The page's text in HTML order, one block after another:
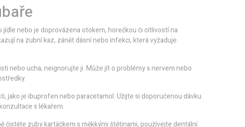
nebo je doprovázena otokem, horečkou či citlivostí na
na zubní kaz, zánět dásní nebo infekci, která vyžaduje
nebo ucha, neignorujte ji. Může jít o problémy s nervem nebo
jako je ibuprofen nebo paracetamol. Užijte si doporučenou dávku
s lékařem.
čistěte zuby kartáčkem s měkkými štětinami, používejte dentální